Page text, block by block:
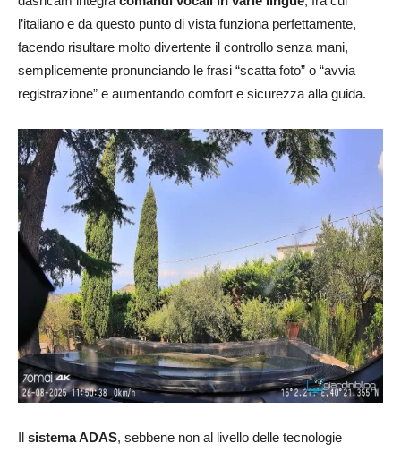
l’italiano e da questo punto di vista funziona perfettamente,
facendo risultare molto divertente il controllo senza mani,
semplicemente pronunciando le frasi “scatta foto” o “avvia
registrazione” e aumentando comfort e sicurezza alla guida.
sistema ADAS, sebbene non al livello delle tecnologie